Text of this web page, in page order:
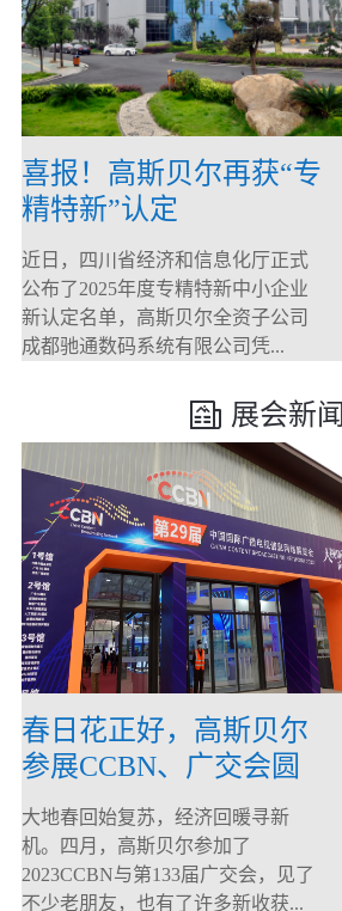
喜报！高斯贝尔再获“专
精特新”认定
近日，四川省经济和信息化厅正式
公布了2025年度专精特新中小企业
新认定名单，高斯贝尔全资子公司
成都驰通数码系统有限公司凭...
展会新闻
春日花正好，高斯贝尔
参展CCBN、广交会圆
满落幕！
大地春回始复苏，经济回暖寻新
机。四月，高斯贝尔参加了
2023CCBN与第133届广交会，见了
不少老朋友，也有了许多新收获...